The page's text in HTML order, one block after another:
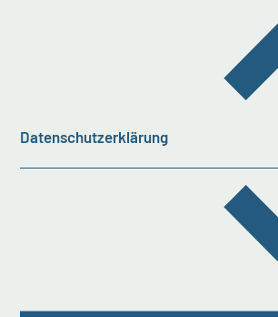
Datenschutzerklärung